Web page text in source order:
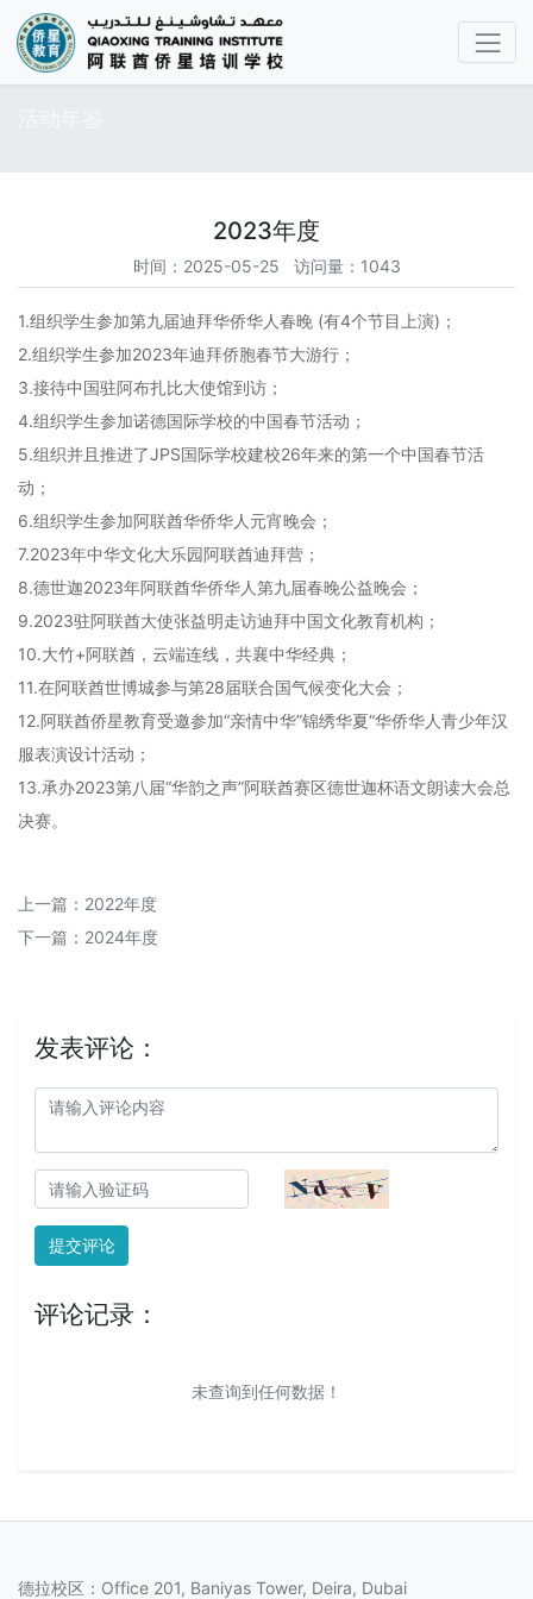
2023年度
时间：2025-05-25 访问量：1043
1.组织学生参加第九届迪拜华侨华人春晚 (有4个节目上演)；
2.组织学生参加2023年迪拜侨胞春节大游行；
3.接待中国驻阿布扎比大使馆到访；
4.组织学生参加诺德国际学校的中国春节活动；
5.组织并且推进了JPS国际学校建校26年来的第一个中国春节活
动；
6.组织学生参加阿联酋华侨华人元宵晚会；
7.2023年中华文化大乐园阿联酋迪拜营；
8.德世迦2023年阿联酋华侨华人第九届春晚公益晚会；
9.2023驻阿联酋大使张益明走访迪拜中国文化教育机构；
10.大竹+阿联酋，云端连线，共襄中华经典；
11.在阿联酋世博城参与第28届联合国气候变化大会；
12.阿联酋侨星教育受邀参加“亲情中华”锦绣华夏“华侨华人青少年汉
服表演设计活动；
13.承办2023第八届“华韵之声”阿联酋赛区德世迦杯语文朗读大会总
决赛。
上一篇： 2022年度
下一篇： 2024年度
发表评论：
提交评论
评论记录：
未查询到任何数据！
德拉校区：Office 201, Baniyas Tower, Deira, Dubai